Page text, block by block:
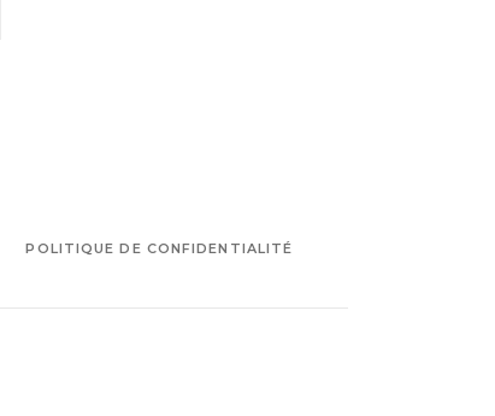
POLITIQUE DE CONFIDENTIALITÉ